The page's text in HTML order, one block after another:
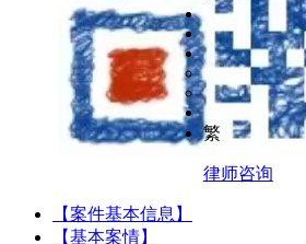
繁
律师咨询
【案件基本信息】
【基本案情】